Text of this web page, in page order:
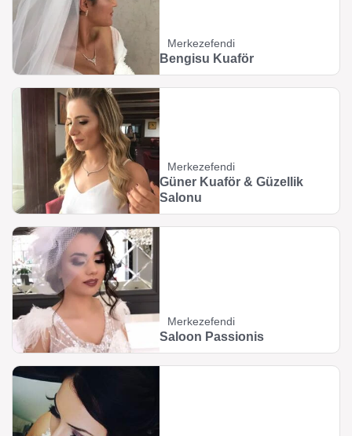
Merkezefendi
Bengisu Kuaför
Merkezefendi
Güner Kuaför & Güzellik
Salonu
Merkezefendi
Saloon Passionis